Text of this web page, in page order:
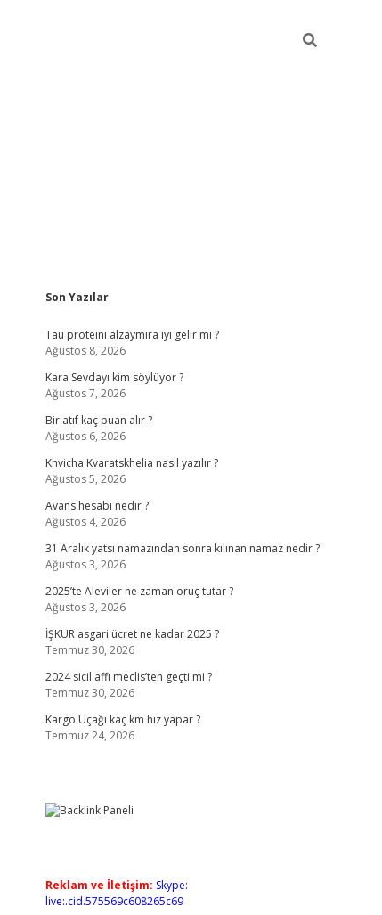
Sidebar
Son Yazılar
Tau proteini alzaymıra iyi gelir mi ?
Ağustos 8, 2026
Kara Sevdayı kim söylüyor ?
Ağustos 7, 2026
Bir atıf kaç puan alır ?
Ağustos 6, 2026
Khvicha Kvaratskhelia nasıl yazılır ?
Ağustos 5, 2026
Avans hesabı nedir ?
Ağustos 4, 2026
31 Aralık yatsı namazından sonra kılınan namaz nedir ?
Ağustos 3, 2026
2025’te Aleviler ne zaman oruç tutar ?
Ağustos 3, 2026
İŞKUR asgari ücret ne kadar 2025 ?
Temmuz 30, 2026
2024 sicil affı meclis’ten geçti mi ?
Temmuz 30, 2026
Kargo Uçağı kaç km hız yapar ?
Temmuz 24, 2026
Reklam ve İletişim: Skype:
live:.cid.575569c608265c69